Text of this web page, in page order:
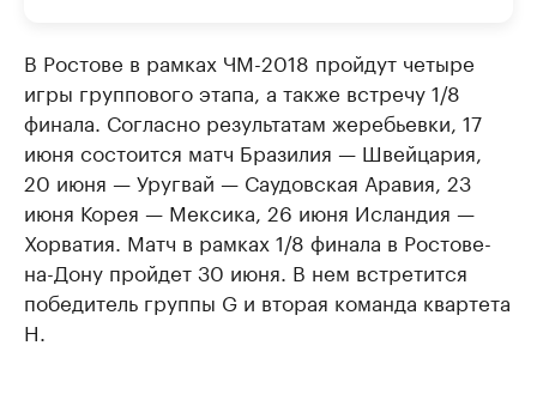
В Ростове в рамках ЧМ-2018 пройдут четыре
игры группового этапа, а также встречу 1/8
финала. Согласно результатам жеребьевки, 17
июня состоится матч Бразилия — Швейцария,
20 июня — Уругвай — Саудовская Аравия, 23
июня Корея — Мексика, 26 июня Исландия —
Хорватия. Матч в рамках 1/8 финала в Ростове-
на-Дону пройдет 30 июня. В нем встретится
победитель группы G и вторая команда квартета
H.